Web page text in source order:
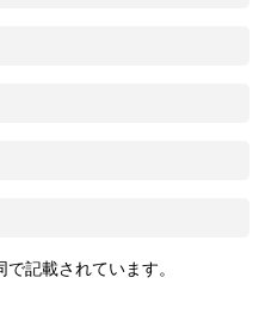
記載されています。